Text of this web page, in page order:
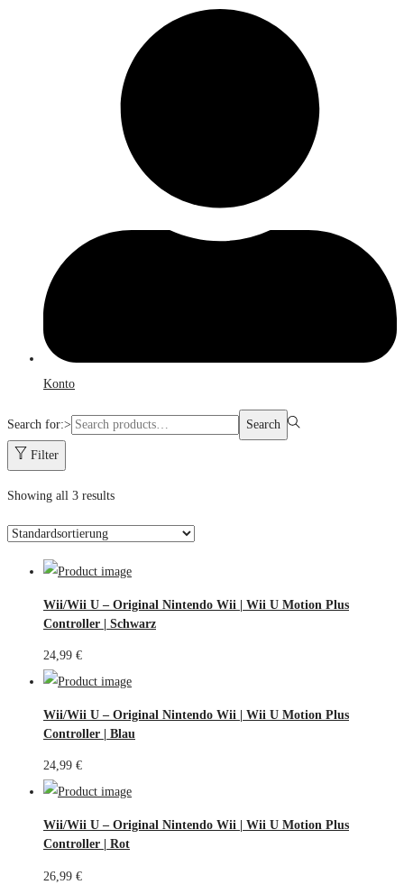
Konto
Search for:> Search
Filter
Showing all 3 results
Wii/Wii U – Original Nintendo Wii | Wii U Motion Plus
Controller | Schwarz
24,99 €
Wii/Wii U – Original Nintendo Wii | Wii U Motion Plus
Controller | Blau
24,99 €
Wii/Wii U – Original Nintendo Wii | Wii U Motion Plus
Controller | Rot
26,99 €